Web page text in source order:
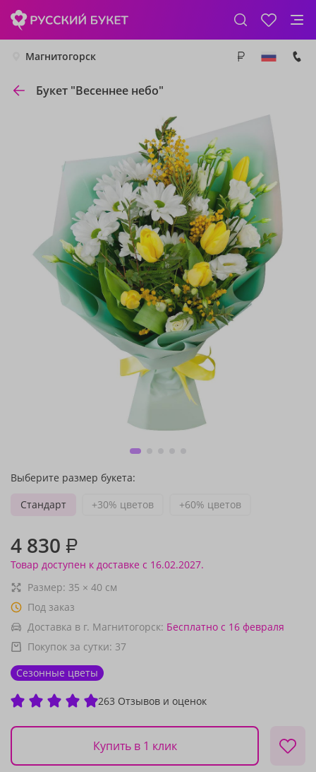
Магнитогорск
Букет "Весеннее небо"
Выберите размер букета:
Стандарт
+30% цветов +60% цветов
4 830 ₽
Товар доступен к доставке с 16.02.2027.
Размер: 35 × 40 см
Под заказ
Доставка в г. Магнитогорск: Бесплатно с 16 февраля
Покупок за сутки: 37
Сезонные цветы
263 Отзывов и оценок
Купить в 1 клик